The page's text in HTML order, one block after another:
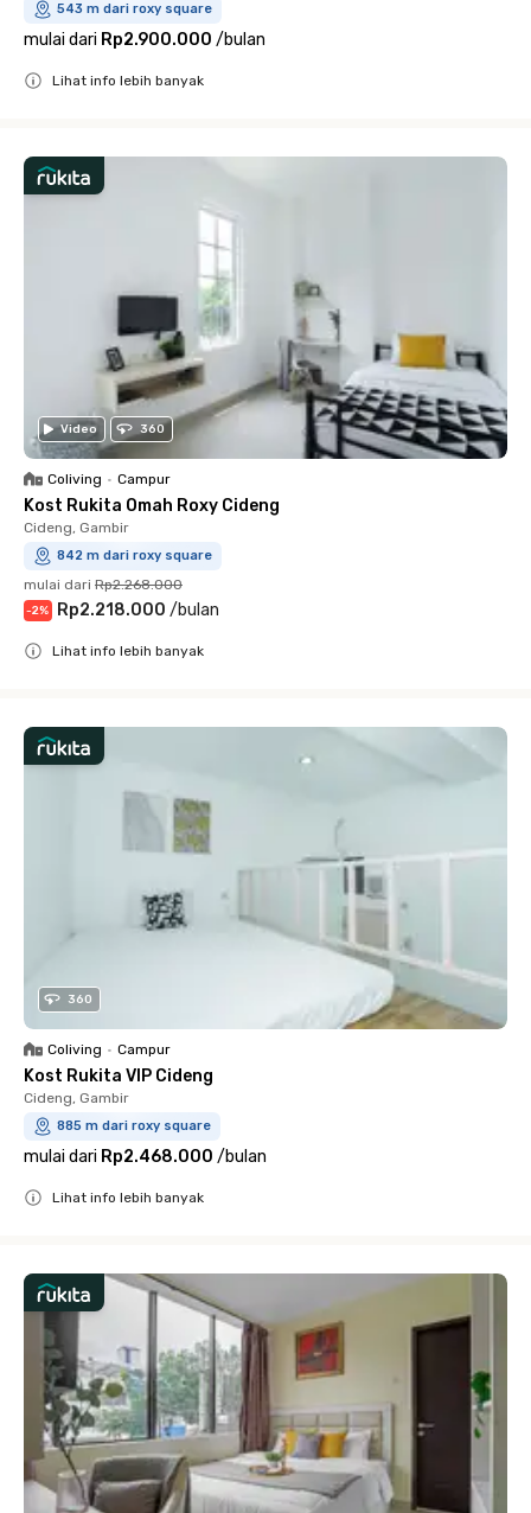
543 m dari roxy square
mulai dari Rp2.900.000 /bulan
Lihat info lebih banyak
Video 360
Coliving • Campur
Kost Rukita Omah Roxy Cideng
Cideng, Gambir
842 m dari roxy square
mulai dari Rp2.268.000
-2% Rp2.218.000 /bulan
Lihat info lebih banyak
360
Coliving • Campur
Kost Rukita VIP Cideng
Cideng, Gambir
885 m dari roxy square
mulai dari Rp2.468.000 /bulan
Lihat info lebih banyak